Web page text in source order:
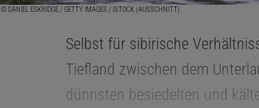
© DANIEL ESKRIDGE / GETTY IMAGES / ISTOCK (AUSSCHNITT)
Selbst für sibirische
Tiefland zwischen dem
dünnsten besiedelten und